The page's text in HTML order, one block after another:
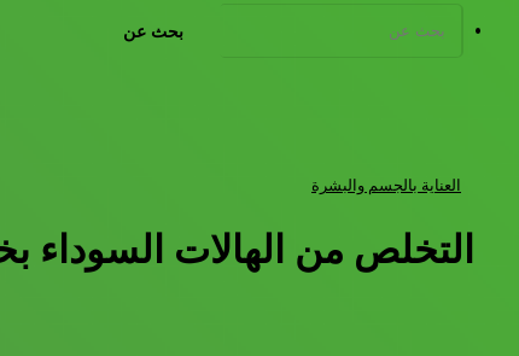
بحث عن
العناية بالجسم والبشرة
التخلص من الهالات